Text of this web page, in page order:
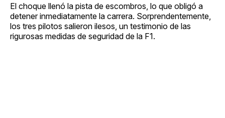
El choque llenó la pista de escombros, lo que obligó a
detener inmediatamente la carrera. Sorprendentemente,
los tres pilotos salieron ilesos, un testimonio de las
rigurosas medidas de seguridad de la F1.